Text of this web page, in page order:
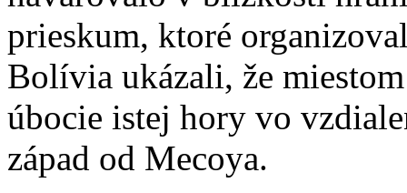
prieskum, ktoré
Bolívia ukázali, že
úbocie istej hory vo
západ od Mecoya.